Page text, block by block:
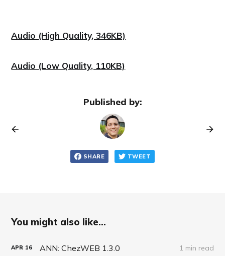
Audio (High Quality, 346KB)
Audio (Low Quality, 110KB)
Published by:
SHARE TWEET
You might also like...
APR 16 ANN: ChezWEB 1.3.0 1 min read